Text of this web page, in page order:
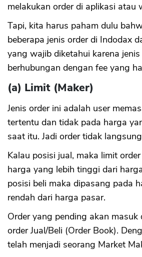
melakukan order di aplikasi atau
Tapi, kita harus paham dulu
beberapa jenis order di Indodax
yang wajib diketahui karena jenis
berhubungan dengan fee yang
(a) Limit (Maker)
Jenis order ini adalah user
tertentu dan tidak pada harga
saat itu. Jadi order tidak
Kalau posisi jual, maka limit
harga yang lebih tinggi dari
posisi beli maka dipasang pada
rendah dari harga pasar.
Order yang pending akan masuk
order Jual/Beli (Order Book).
telah menjadi seorang Market